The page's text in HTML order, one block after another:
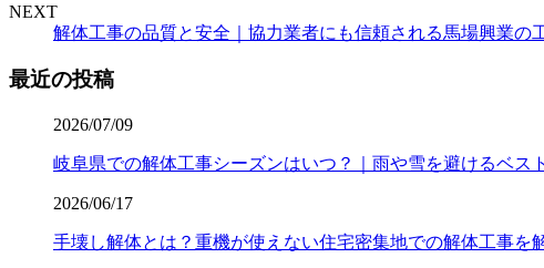
NEXT
解体工事の品質と安全｜協力業者にも信頼される馬場興業の
最近の投稿
2026/07/09
岐阜県での解体工事シーズンはいつ？｜雨や雪を避けるベス
2026/06/17
手壊し解体とは？重機が使えない住宅密集地での解体工事を